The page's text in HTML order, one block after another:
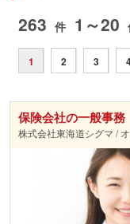
263 件 1～20
1 2 3
保険会社の一般事務
株式会社東海道シグマ /